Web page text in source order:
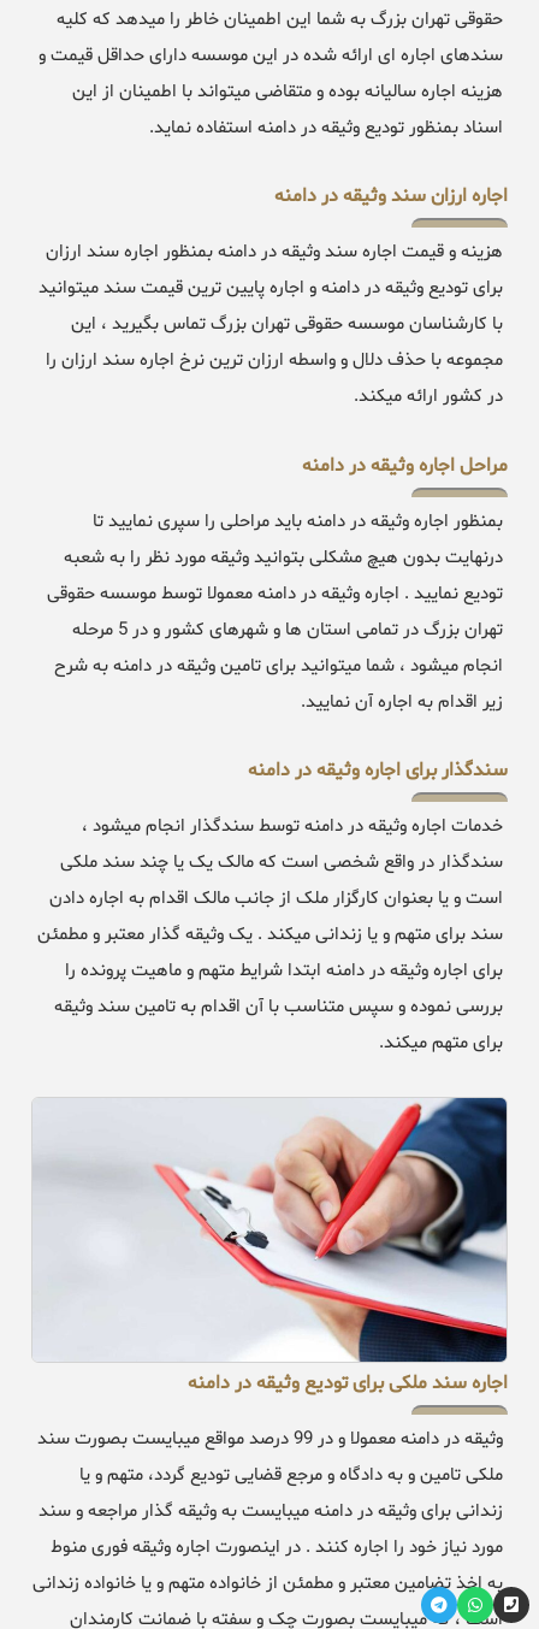
حقوقی تهران بزرگ به شما این اطمینان خاطر را میدهد که کلیه
سندهای اجاره ای ارائه شده در این موسسه دارای حداقل قیمت و
هزینه اجاره سالیانه بوده و متقاضی میتواند با اطمینان از این
اسناد بمنظور تودیع وثیقه در دامنه استفاده نماید.
اجاره ارزان سند وثیقه در دامنه
هزینه و قیمت اجاره سند وثیقه در دامنه بمنظور اجاره سند ارزان
برای تودیع وثیقه در دامنه و اجاره پایین ترین قیمت سند میتوانید
با کارشناسان موسسه حقوقی تهران بزرگ تماس بگیرید ، این
مجموعه با حذف دلال و واسطه ارزان ترین نرخ اجاره سند ارزان را
در کشور ارائه میکند.
مراحل اجاره وثیقه در دامنه
بمنظور اجاره وثیقه در دامنه باید مراحلی را سپری نمایید تا
درنهایت بدون هیچ مشکلی بتوانید وثیقه مورد نظر را به شعبه
تودیع نمایید . اجاره وثیقه در دامنه معمولا توسط موسسه حقوقی
تهران بزرگ در تمامی استان ها و شهرهای کشور و در 5 مرحله
انجام میشود ، شما میتوانید برای تامین وثیقه در دامنه به شرح
زیر اقدام به اجاره آن نمایید.
سندگذار برای اجاره وثیقه در دامنه
خدمات اجاره وثیقه در دامنه توسط سندگذار انجام میشود ،
سندگذار در واقع شخصی است که مالک یک یا چند سند ملکی
است و یا بعنوان کارگزار ملک از جانب مالک اقدام به اجاره دادن
سند برای متهم و یا زندانی میکند . یک وثیقه گذار معتبر و مطمئن
برای اجاره وثیقه در دامنه ابتدا شرایط متهم و ماهیت پرونده را
بررسی نموده و سپس متناسب با آن اقدام به تامین سند وثیقه
برای متهم میکند.
اجاره سند ملکی برای تودیع وثیقه در دامنه
وثیقه در دامنه معمولا و در 99 درصد مواقع میبایست بصورت سند
ملکی تامین و به دادگاه و مرجع قضایی تودیع گردد، متهم و یا
زندانی برای وثیقه در دامنه میبایست به وثیقه گذار مراجعه و سند
مورد نیاز خود را اجاره کنند . در اینصورت اجاره وثیقه فوری منوط
به اخذ تضامین معتبر و مطمئن از خانواده متهم و یا خانواده زندانی
است ، که میبایست بصورت چک و سفته با ضمانت کارمندان